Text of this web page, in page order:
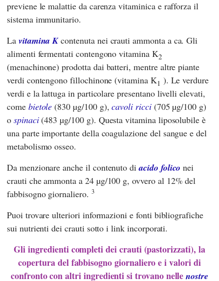
previene le malattie da carenza vitaminica e rafforza il
sistema immunitario.
La vitamina Kcontenuta nei crauti ammonta a ca. Gli
alimenti fermentati contengono vitamina K2
(menachinone) prodotta dai batteri, mentre altre piante
verdi contengono fillochinone (vitamina K1 ). Le verdure
verdi e la lattuga in particolare presentano livelli elevati,
come bietole (830 µg/100 g),cavoli ricci(705 µg/100 g)
o spinaci(483 µg/100 g). Questa vitamina liposolubile è
una parte importante della coagulazione del sangue e del
metabolismo osseo.
Da menzionare anche il contenuto diacido folico nei
crauti che ammonta a 24 µg/100 g, ovvero al 12% del
fabbisogno giornaliero. 3
Puoi trovare ulteriori informazioni e fonti bibliografiche
sui nutrienti dei crauti sotto i link incorporati.
Gli ingredienti completi dei crauti (pastorizzati), la
copertura del fabbisogno giornaliero e i valori di
confronto con altri ingredienti si trovano nellenostre